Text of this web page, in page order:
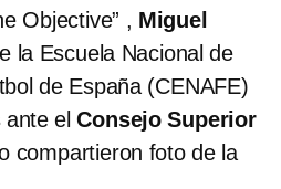
Objective” , Miguel
la Escuela Nacional de
de España (CENAFE)
ante elConsejo Superior
compartieron foto de la